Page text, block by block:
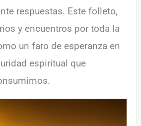
respuestas. Este folleto,
y encuentros por toda la
un faro de esperanza en
espiritual que